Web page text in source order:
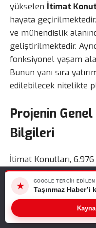
yükselen İtimat
hayata
ve mühendislik
geliştirilmektedir.
fonksiyonel yaşam
Bunun yanı sıra
edilebilecek nitelikte
Projenin
Bilgileri
İtimat Konutları,
üzerinde
yeşil alan
yer almaktadır.
ve konforlu bir yaşam
mimari çizgilerle
Web sitemizde size en iyi
kullanıyoruz. Bu siteyi
★
GOOGLE TERCIH
Taşınmaz Haber’i